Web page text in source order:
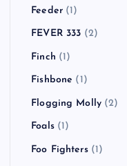
Feeder(1)
FEVER 333 (2)
Finch (1)
Fishbone (1)
Flogging Molly (2)
Foals(1)
Foo Fighters(1)